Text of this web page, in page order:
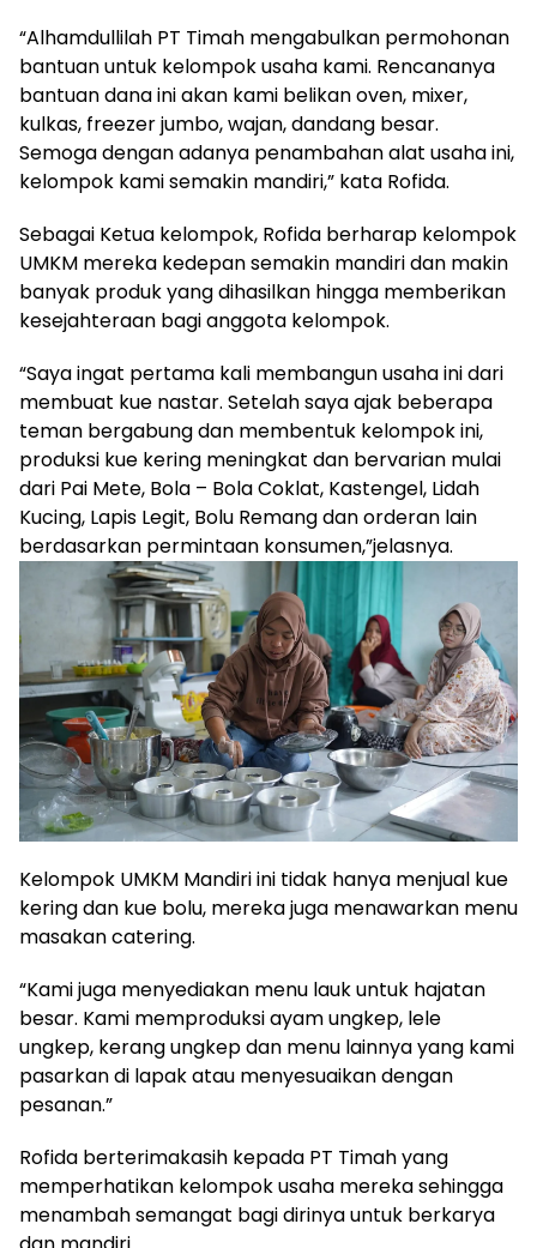
“Alhamdullilah PT Timah mengabulkan permohonan
bantuan untuk kelompok usaha kami. Rencananya
bantuan dana ini akan kami belikan oven, mixer,
kulkas, freezer jumbo, wajan, dandang besar.
Semoga dengan adanya penambahan alat usaha ini,
kelompok kami semakin mandiri,” kata Rofida.
Sebagai Ketua kelompok, Rofida berharap kelompok
UMKM mereka kedepan semakin mandiri dan makin
banyak produk yang dihasilkan hingga memberikan
kesejahteraan bagi anggota kelompok.
“Saya ingat pertama kali membangun usaha ini dari
membuat kue nastar. Setelah saya ajak beberapa
teman bergabung dan membentuk kelompok ini,
produksi kue kering meningkat dan bervarian mulai
dari Pai Mete, Bola – Bola Coklat, Kastengel, Lidah
Kucing, Lapis Legit, Bolu Remang dan orderan lain
berdasarkan permintaan konsumen,”jelasnya.
Kelompok UMKM Mandiri ini tidak hanya menjual kue
kering dan kue bolu, mereka juga menawarkan menu
masakan catering.
“Kami juga menyediakan menu lauk untuk hajatan
besar. Kami memproduksi ayam ungkep, lele
ungkep, kerang ungkep dan menu lainnya yang kami
pasarkan di lapak atau menyesuaikan dengan
pesanan.”
Rofida berterimakasih kepada PT Timah yang
memperhatikan kelompok usaha mereka sehingga
menambah semangat bagi dirinya untuk berkarya